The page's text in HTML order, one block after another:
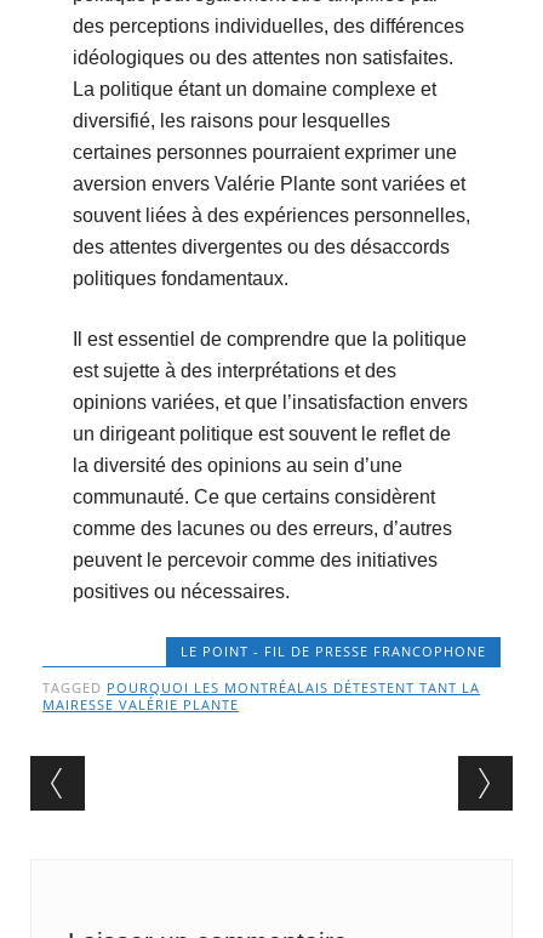
des perceptions individuelles, des différences
idéologiques ou des attentes non satisfaites.
La politique étant un domaine complexe et
diversifié, les raisons pour lesquelles
certaines personnes pourraient exprimer une
aversion envers Valérie Plante sont variées et
souvent liées à des expériences personnelles,
des attentes divergentes ou des désaccords
politiques fondamentaux.
Il est essentiel de comprendre que la politique
est sujette à des interprétations et des
opinions variées, et que l’insatisfaction envers
un dirigeant politique est souvent le reflet de
la diversité des opinions au sein d’une
communauté. Ce que certains considèrent
comme des lacunes ou des erreurs, d’autres
peuvent le percevoir comme des initiatives
positives ou nécessaires.
LE POINT - FIL DE PRESSE FRANCOPHONE
TAGGED POURQUOI LES MONTRÉALAIS DÉTESTENT TANT LA
MAIRESSE VALÉRIE PLANTE
Post navigation